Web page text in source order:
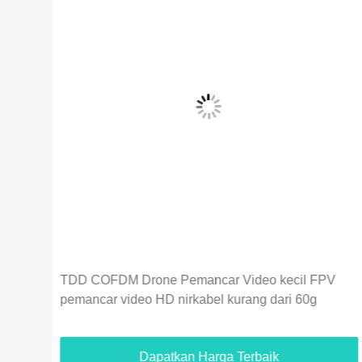
Ekonomi 2,4G 5km 720P UAV Drone Pemancar
Video HDMI Video & Duplex Data Link
Dapatkan Harga Terbaik